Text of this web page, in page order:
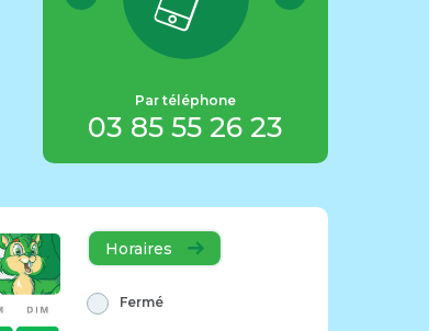
Par téléphone
03 85 55 26 23
Horaires
Fermé